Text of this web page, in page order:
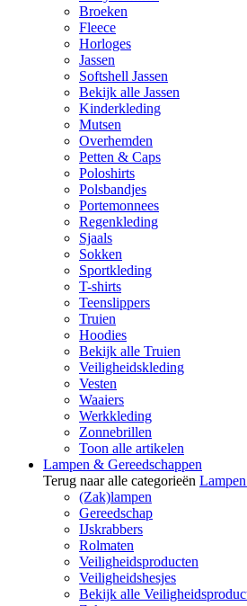
Broeken
Fleece
Horloges
Jassen
Softshell Jassen
Bekijk alle Jassen
Kinderkleding
Mutsen
Overhemden
Petten & Caps
Poloshirts
Polsbandjes
Portemonnees
Regenkleding
Sjaals
Sokken
Sportkleding
T-shirts
Teenslippers
Truien
Hoodies
Bekijk alle Truien
Veiligheidskleding
Vesten
Waaiers
Werkkleding
Zonnebrillen
Toon alle artikelen
Lampen & Gereedschappen
Terug naar alle categorieën
(Zak)lampen
Gereedschap
IJskrabbers
Rolmaten
Veiligheidsproducten
Veiligheidshesjes
Bekijk alle